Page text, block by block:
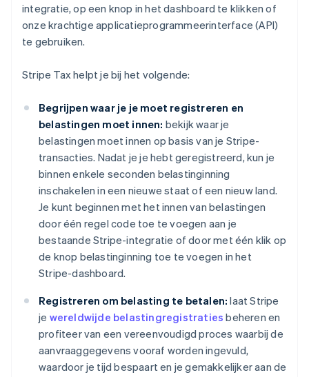
integratie, op een knop in het dashboard te klikken of
onze krachtige applicatieprogrammeerinterface (API)
te gebruiken.
Stripe Tax helpt je bij het volgende:
Begrijpen waar je je moet registreren en
belastingen moet innen: bekijk waar je
belastingen moet innen op basis van je Stripe-
transacties. Nadat je je hebt geregistreerd, kun je
binnen enkele seconden belastinginning
inschakelen in een nieuwe staat of een nieuw land.
Je kunt beginnen met het innen van belastingen
door één regel code toe te voegen aan je
bestaande Stripe-integratie of door met één klik op
de knop belastinginning toe te voegen in het
Stripe-dashboard.
Registreren om belasting te betalen: laat Stripe
je wereldwijde belastingregistraties beheren en
profiteer van een vereenvoudigd proces waarbij de
aanvraaggegevens vooraf worden ingevuld,
waardoor je tijd bespaart en je gemakkelijker aan de